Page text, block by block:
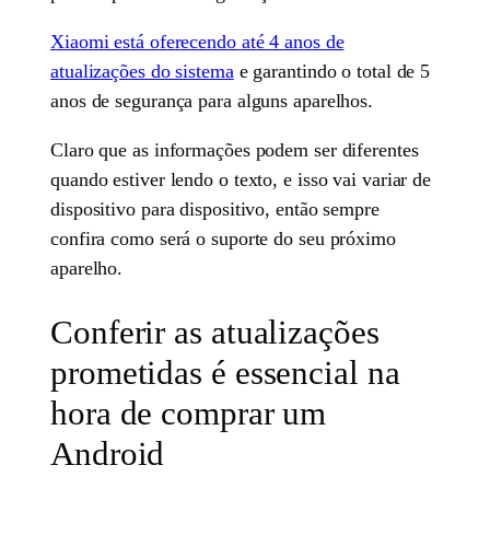
Xiaomi está oferecendo até 4 anos de
atualizações do sistema e garantindo o total de 5
anos de segurança para alguns aparelhos.
Claro que as informações podem ser diferentes
quando estiver lendo o texto, e isso vai variar de
dispositivo para dispositivo, então sempre
confira como será o suporte do seu próximo
aparelho.
Conferir as atualizações
prometidas é essencial na
hora de comprar um
Android